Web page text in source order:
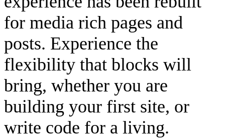
for media rich pages and
posts. Experience the
flexibility that blocks will
bring, whether you are
building your first site, or
write code for a living.